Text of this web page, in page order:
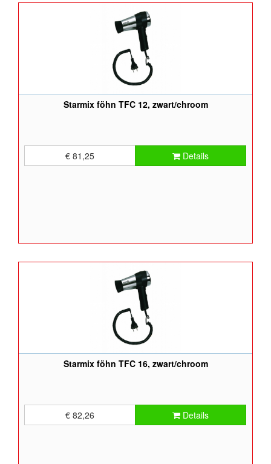
Starmix föhn TFC 12, zwart/chroom
€ 81,25 Details
Starmix föhn TFC 16, zwart/chroom
€ 82,26 Details